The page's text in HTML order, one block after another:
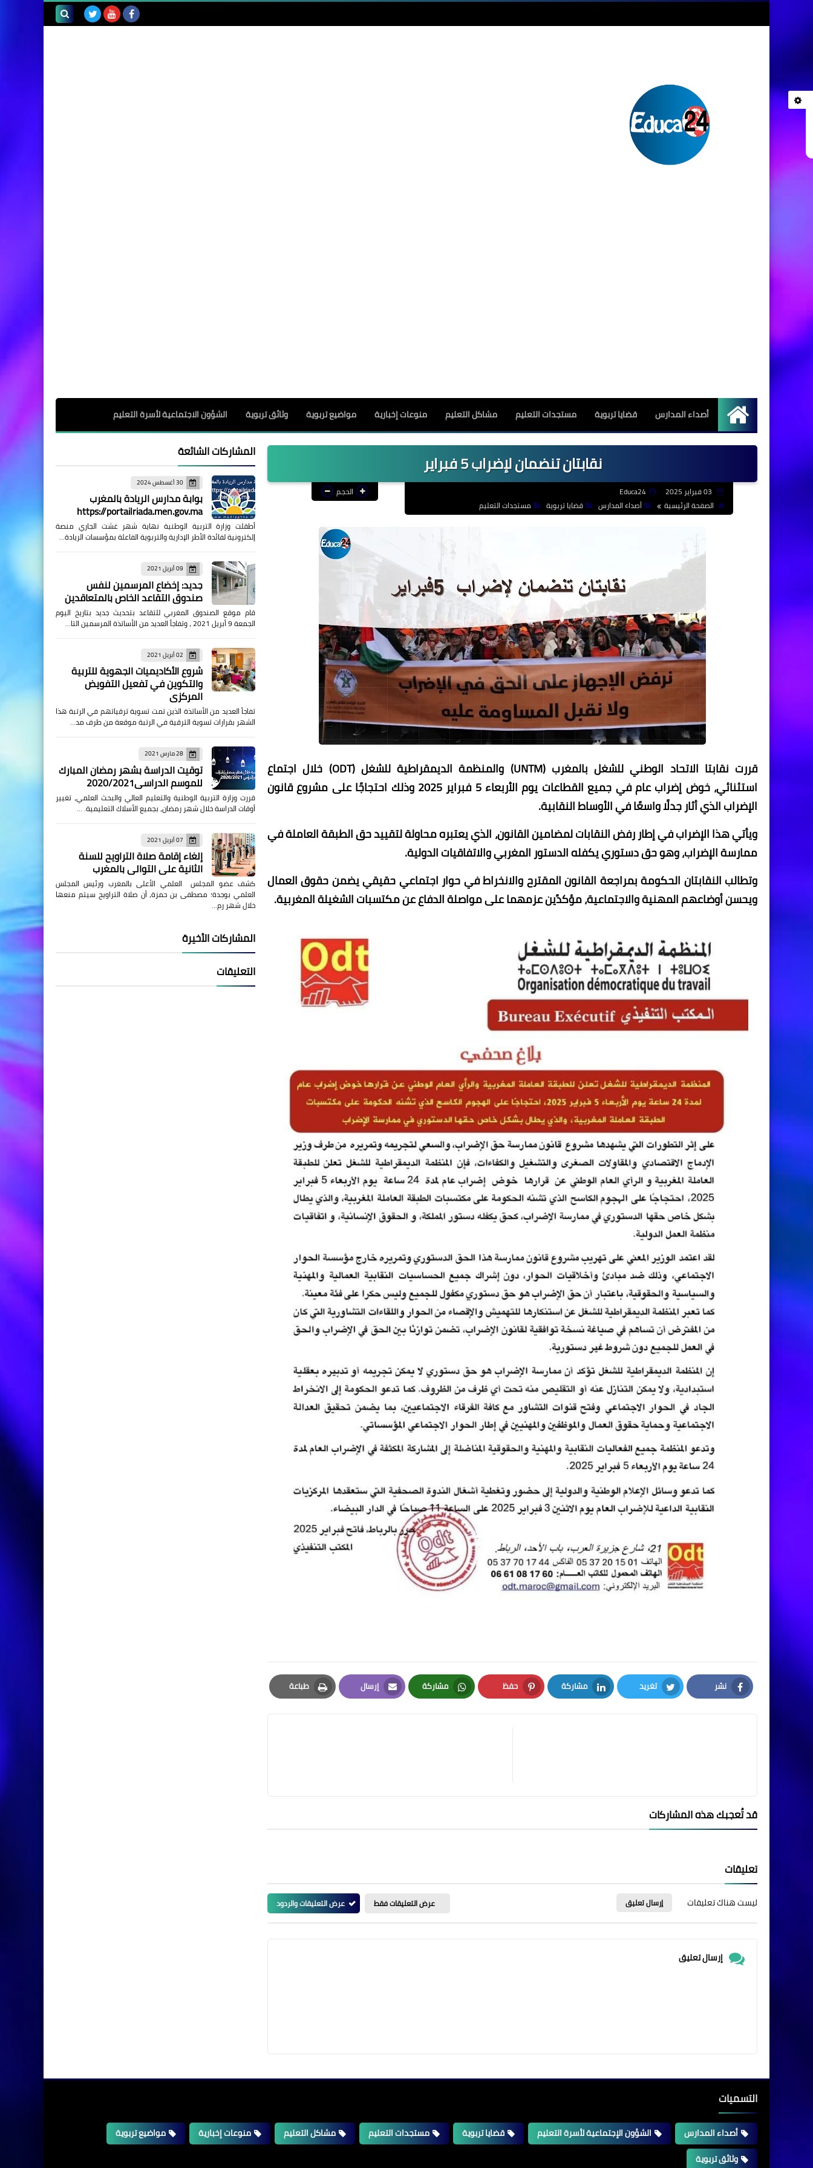
الرئيسية
أصداء المدارس قضايا تربوية مستجدات التعليم مشاكل التعليم منوعات إخبارية مواضيع تربوية وثائق تربوية الشؤون الاجتماعية لأسرة التعليم
نقابتان تنضمان لإضراب 5 فبراير
Educa24
الصفحة الرئيسية
أصداء المدارس قضايا تربوية مستجدات التعليم
الحجم
قررت نقابتا الاتحاد الوطني للشغل بالمغرب (UNTM) والمنظمة الديمقراطية للشغل (ODT) خلال اجتماع
استثنائي، خوض إضراب عام في جميع القطاعات يوم الأربعاء 5 فبراير 2025 وذلك احتجاجًا على مشروع قانون
الإضراب الذي أثار جدلًا واسعًا في الأوساط النقابية.
ويأتي هذا الإضراب في إطار رفض النقابات لمضامين القانون، الذي يعتبره محاولة لتقييد حق الطبقة العاملة في
ممارسة الإضراب، وهو حق دستوري يكفله الدستور المغربي والاتفاقيات الدولية.
وتطالب النقابتان الحكومة بمراجعة القانون المقترح والانخراط في حوار اجتماعي حقيقي يضمن حقوق العمال
ويحسن أوضاعهم المهنية والاجتماعية، مؤكدًين عزمهما على مواصلة الدفاع عن مكتسبات الشغيلة المغربية.
نشر
Facebook
تغريد
Twitter
مشاركة
LinkedIn
حفظ
Pinterest
مشاركة
Whatsapp
إرسال
Email
طباعة
Print
قد تُعجبك هذه المشاركات
تعليقات
ليست هناك تعليقات إرسال تعليق عرض التعليقات فقط عرض التعليقات والردود
إرسال تعليق
المشاركات الشائعة
30 أغسطس 2024
بوابة مدارس الريادة بالمغرب
https://portailriada.men.gov.ma
أطقلت وزارة التربية الوطنية نهاية شهر غشت الجاري منصة
إلكترونية لفائدة الأطر الإدارية والتربوية الفاعلة بمؤسسات الريادة…
09 أبريل 2021
جديد: إخضاع المرسمين لنفس
صندوق التقاعد الخاص بالمتعاقدين
قام موقع الصندوق المغربي للتقاعد بتحديث جديد بتاريخ اليوم
الجمعة 9 أبريل 2021 ، وتفاجأ العديد من الأساتذة المرسمين التا…
02 أبريل 2021
شروع الأكاديميات الجهوية للتربية
والتكوين في تفعيل التفويض
المركزي
تفاجأ العديد من الأساتذة الذين تمت تسوية ترقياتهم في الرتبة هذا
الشهر بقرارات تسوية الترقية في الرتبة موقعة من طرف مد…
28 مارس 2021
توقيت الدراسة بشهر رمضان المبارك
للموسم الدراسي2020/2021
قررت وزارة التربية الوطنية والتعليم العالي والبحث العلمي، تغيير
أوقات الدراسة خلال شهر رمضان، بجميع الأسلاك التعليمية. …
07 أبريل 2021
إلغاء إقامة صلاة التراويح للسنة
الثانية على التوالي بالمغرب
كشف عضو المجلس العلمي الأعلى بالمغرب ورئيس المجلس
العلمي بوجدة؛ مصطفى بن حمزة، أن صلاة التراويح سيتم منعها
خلال شهر رم…
المشاركات الأخيرة
التعليقات
التسميات
أصداء المدارس الشؤون الإجتماعية لأسرة التعليم قضايا تربوية مستجدات التعليم مشاكل التعليم منوعات إخبارية
مواضيع تربوية
وثائق تربوية